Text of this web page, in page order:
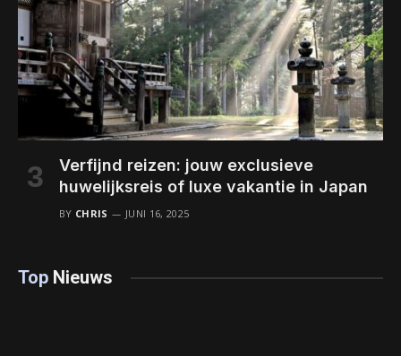
Verfijnd reizen: jouw exclusieve
huwelijksreis of luxe vakantie in Japan
BY CHRIS JUNI 16, 2025
Top Nieuws